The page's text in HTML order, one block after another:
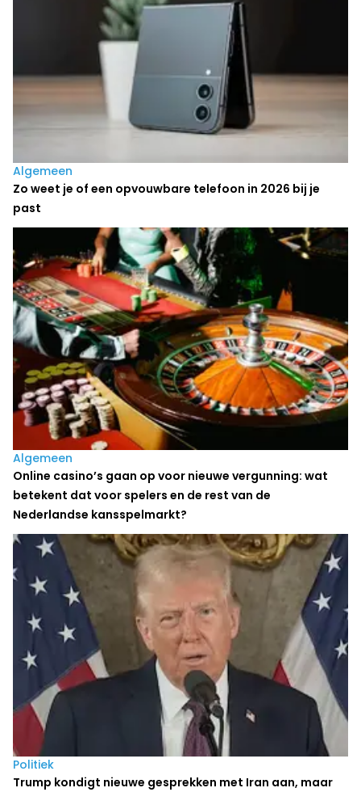
Algemeen
Zo weet je of een opvouwbare telefoon in 2026 bij je
past
Algemeen
Online casino’s gaan op voor nieuwe vergunning: wat
betekent dat voor spelers en de rest van de
Nederlandse kansspelmarkt?
Politiek
Trump kondigt nieuwe gesprekken met Iran aan, maar